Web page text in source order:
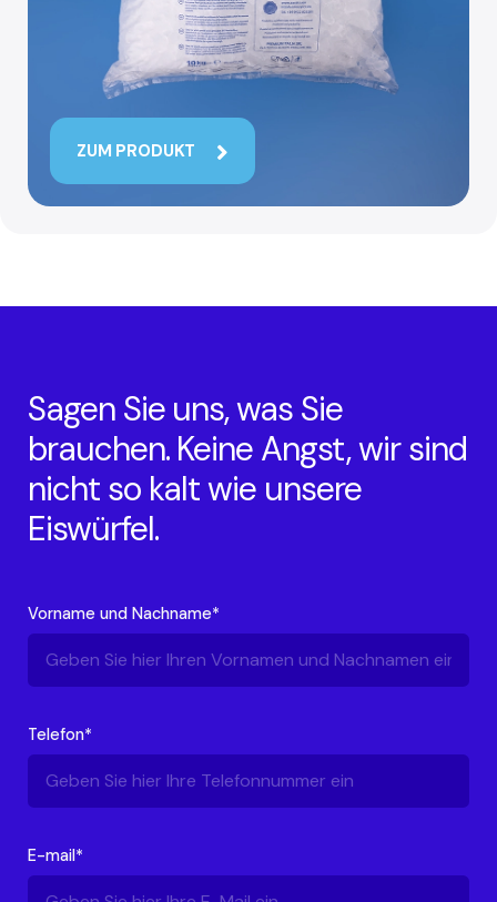
ZUM PRODUKT
Sagen Sie uns, was Sie
brauchen. Keine Angst, wir sind
nicht so kalt wie unsere
Eiswürfel.
Vorname und Nachname*
Telefon*
E-mail*